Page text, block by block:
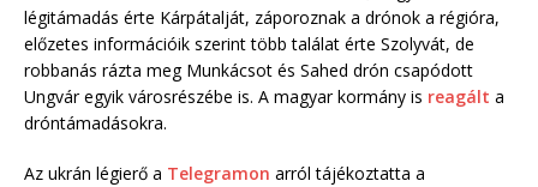
légitámadás érte Kárpátalját, záporoznak a drónok a régióra,
előzetes információik szerint több találat érte Szolyvát, de
robbanás rázta meg Munkácsot és Sahed drón csapódott
Ungvár egyik városrészébe is. A magyar kormány is reagált a
dróntámadásokra.
Az ukrán légierő a Telegramon arról tájékoztatta a